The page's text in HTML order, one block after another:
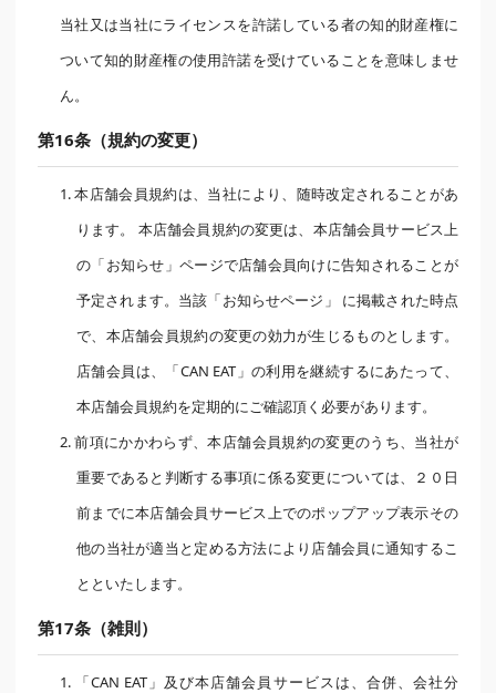
当社又は当社にライセンスを許諾している者の知的財産権に
ついて知的財産権の使用許諾を受けていることを意味しませ
ん。
第16条（規約の変更）
1. 本店舗会員規約は、当社により、随時改定されることがあ
ります。 本店舗会員規約の変更は、本店舗会員サービス上
の「お知らせ」ページで店舗会員向けに告知されることが
予定されます。当該「お知らせページ」 に掲載された時点
で、本店舗会員規約の変更の効力が生じるものとします。
店舗会員は、「CAN EAT」の利用を継続するにあたって、
本店舗会員規約を定期的にご確認頂く必要があります。
2. 前項にかかわらず、本店舗会員規約の変更のうち、当社が
重要であると判断する事項に係る変更については、２０日
前までに本店舗会員サービス上でのポップアップ表示その
他の当社が適当と定める方法により店舗会員に通知するこ
とといたします。
第17条（雑則）
1. 「CAN EAT」及び本店舗会員サービスは、合併、会社分